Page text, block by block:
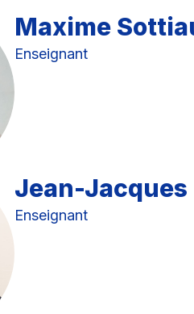
Maxime
Enseignant
Jean-Jacques
Enseignant